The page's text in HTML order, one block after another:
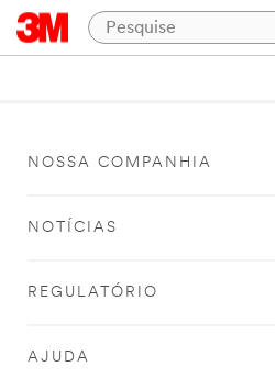
NOSSA COMPANHIA
NOTÍCIAS
REGULATÓRIO
AJUDA